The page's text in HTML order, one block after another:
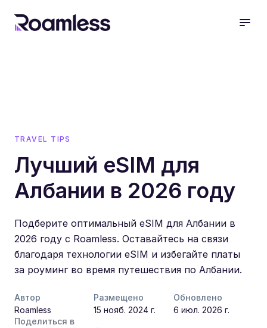
TRAVEL TIPS
Лучший eSIM для
Албании в 2026 году
Подберите оптимальный eSIM для Албании в
2026 году с Roamless. Оставайтесь на связи
благодаря технологии eSIM и избегайте платы
за роуминг во время путешествия по Албании.
Автор
Roamless
Размещено
15 нояб. 2024 г.
Обновлено
6 июл. 2026 г.
Поделиться в